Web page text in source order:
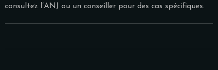
consultez l’ANJ ou un conseiller pour des cas spécifiques.